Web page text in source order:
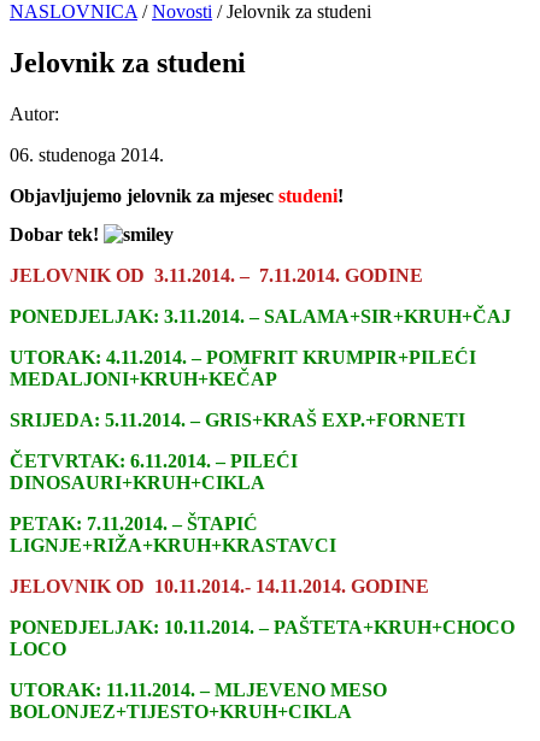
NASLOVNICA /Novosti / Jelovnik za studeni
Jelovnik za studeni
Autor:
06. studenoga 2014.
Objavljujemo jelovnik za mjesec studeni!
Dobar tek!
JELOVNIK OD 3.11.2014. – 7.11.2014. GODINE
PONEDJELJAK: 3.11.2014. – SALAMA+SIR+KRUH+ČAJ
UTORAK: 4.11.2014. – POMFRIT KRUMPIR+PILEĆI
MEDALJONI+KRUH+KEČAP
SRIJEDA: 5.11.2014. – GRIS+KRAŠ EXP.+FORNETI
ČETVRTAK: 6.11.2014. – PILEĆI
DINOSAURI+KRUH+CIKLA
PETAK: 7.11.2014. – ŠTAPIĆ
LIGNJE+RIŽA+KRUH+KRASTAVCI
JELOVNIK OD 10.11.2014.- 14.11.2014. GODINE
PONEDJELJAK: 10.11.2014. – PAŠTETA+KRUH+CHOCO
LOCO
UTORAK: 11.11.2014. – MLJEVENO MESO
BOLONJEZ+TIJESTO+KRUH+CIKLA